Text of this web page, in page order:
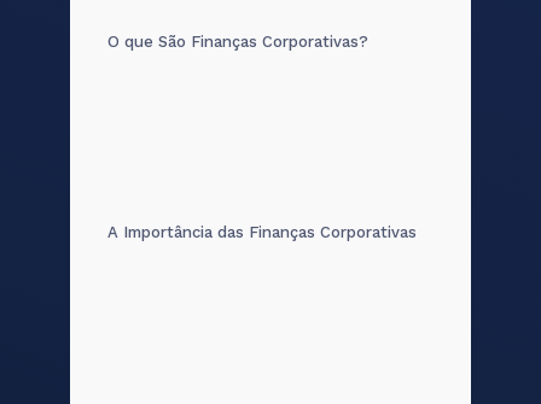
O que São Finanças Corporativas?
A Importância das Finanças Corporativas